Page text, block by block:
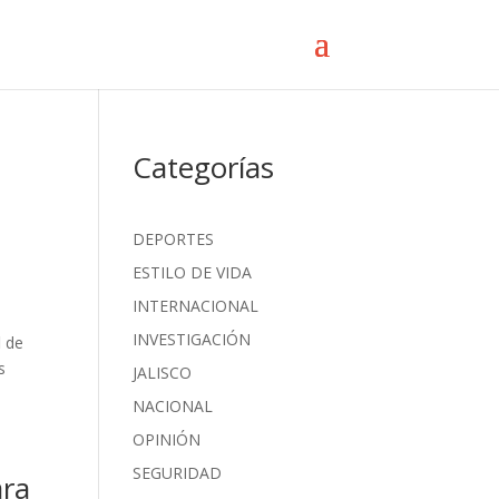
de
Categorías
DEPORTES
ESTILO DE VIDA
INTERNACIONAL
INVESTIGACIÓN
JALISCO
NACIONAL
OPINIÓN
SEGURIDAD